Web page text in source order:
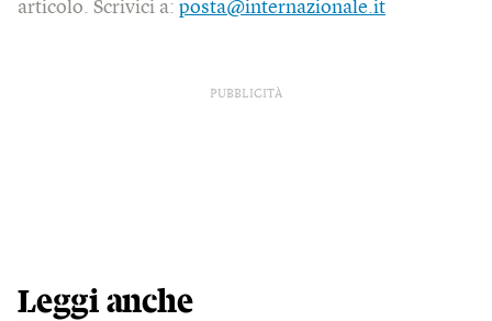
articolo. Scrivici a: posta@internazionale.it
PUBBLICITÀ
Leggi anche